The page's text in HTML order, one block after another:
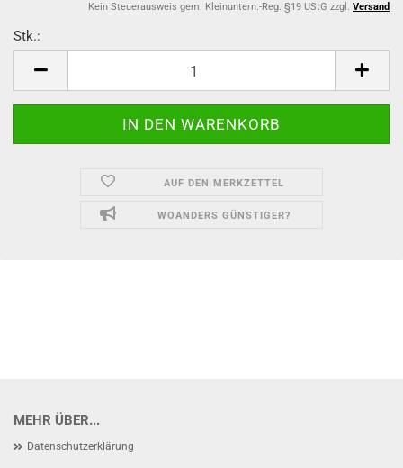
Kein Steuerausweis gem. Kleinuntern.-Reg. §19 UStG zzgl. Versand
Stk.:
AUF DEN MERKZETTEL
WOANDERS GÜNSTIGER?
MEHR ÜBER...
Datenschutzerklärung